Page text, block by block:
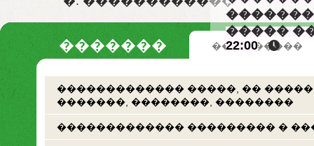
�����
22:00
������� �� �������
������������� �����, ��
�������, ��������, ��������
������������� ��������� �